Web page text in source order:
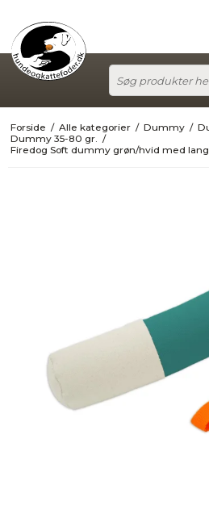
Forside / Alle kategorier / Dummy /
Dummy 35-80 gr. /
Firedog Soft dummy grøn/hvid med